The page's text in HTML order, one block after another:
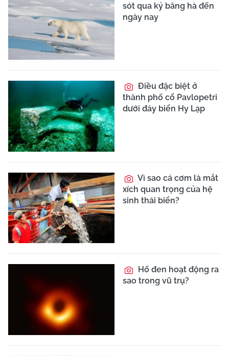
sót qua kỷ băng hà đến
ngày nay
Điều đặc biệt ở
thành phố cổ Pavlopetri
dưới đáy biển Hy Lạp
Vì sao cá cơm là mắt
xích quan trọng của hệ
sinh thái biển?
Hố đen hoạt động ra
sao trong vũ trụ?